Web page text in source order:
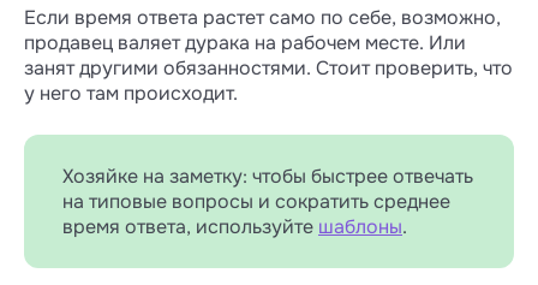
Включен автоответ «Нерабочее время» —
счетчик времени ответа запустится только
с началом рабочего дня.
8 часов, в графиках отобразится только «>8
часов», дальше оно расти не будет. Потому
что если клиентов игнорируют целыми
днями — и так ясно, что все плохо.
Если время ответа растет само по себе, возможно,
продавец валяет дурака на рабочем месте. Или
занят другими обязанностями. Стоит проверить, что
у него там происходит.
Хозяйке на заметку: чтобы быстрее отвечать
на типовые вопросы и сократить среднее
время ответа, используйте шаблоны.